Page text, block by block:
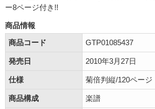
ー8ページ付き!!
商品情報
商品コード
GTP01085437
発売日 2010年3月27日
仕様 菊倍判縦/120ページ
商品構成 楽譜